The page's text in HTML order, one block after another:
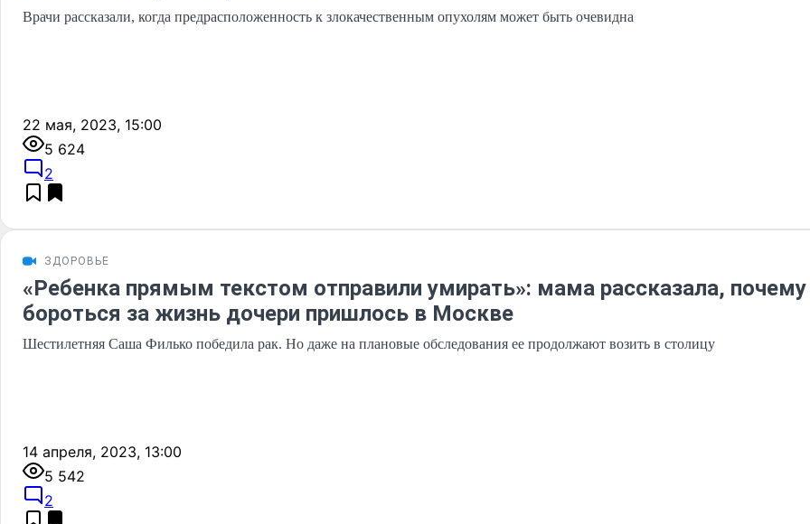
Врачи рассказали, когда предрасположенность к злокачественным опухолям может быть очевидна
22 мая, 2023, 15:00
5 624
2
ЗДОРОВЬЕ
«Ребенка прямым текстом отправили умирать»: мама рассказала, почему
бороться за жизнь дочери пришлось в Москве
Шестилетняя Саша Филько победила рак. Но даже на плановые обследования ее продолжают возить в столицу
14 апреля, 2023, 13:00
5 542
2